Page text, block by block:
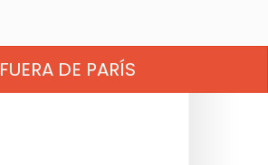
FUERA DE PARÍS